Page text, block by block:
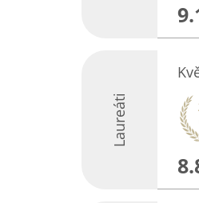
Laureáti